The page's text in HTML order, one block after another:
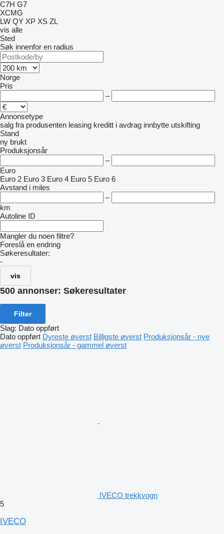
C7H G7
XCMG
LW QY XP XS ZL
vis alle
Sted
Søk innenfor en radius
Norge
Pris
–
Annonsetype
salg fra produsenten leasing kreditt i avdrag innbytte utskifting
Stand
ny brukt
Produksjonsår
–
Euro
Euro 2 Euro 3 Euro 4 Euro 5 Euro 6
Avstand i miles
–
km
Autoline ID
Mangler du noen filtre?
Foreslå en endring
Søkeresultater:
-
vis
500 annonser: Søkeresultater
Filter
Slag: Dato oppført
Dato oppført Dyreste øverst Billigste øverst Produksjonsår - nye
øverst Produksjonsår - gammel øverst
IVECO trekkvogn
5
IVECO